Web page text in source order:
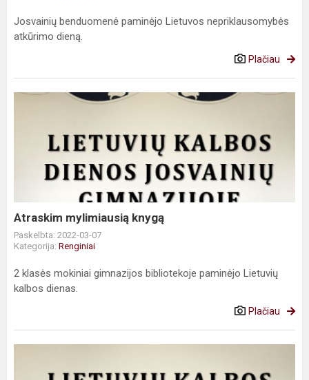
Josvainių benduomenė paminėjo Lietuvos nepriklausomybės
atkūrimo dieną.
Plačiau
Atraskim
Atraskim mylimiausią knygą
Paskelbta: 2022-03-07
Kategorija: Renginiai
2 klasės mokiniai gimnazijos bibliotekoje paminėjo Lietuvių
kalbos dienas.
Plačiau